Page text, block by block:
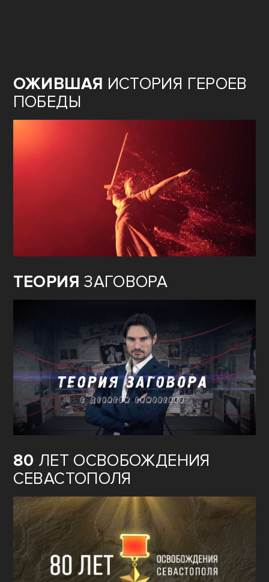
ОЖИВШАЯ ИСТОРИЯ ГЕРОЕВ
ПОБЕДЫ
ТЕОРИЯ ЗАГОВОРА
80 ЛЕТ ОСВОБОЖДЕНИЯ
СЕВАСТОПОЛЯ